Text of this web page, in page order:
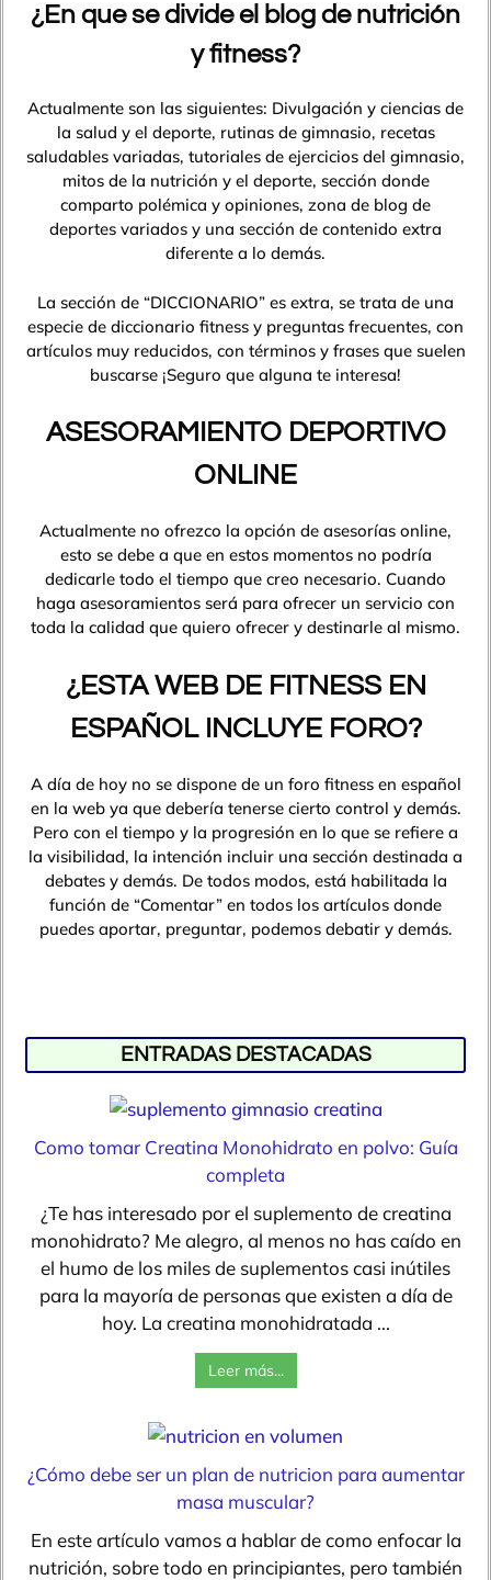
¿En que se divide el blog de nutrición
y fitness?
Actualmente son las siguientes: Divulgación y ciencias de
la salud y el deporte, rutinas de gimnasio, recetas
saludables variadas, tutoriales de ejercicios del gimnasio,
mitos de la nutrición y el deporte, sección donde
comparto polémica y opiniones, zona de blog de
deportes variados y una sección de contenido extra
diferente a lo demás.
La sección de “DICCIONARIO” es extra, se trata de una
especie de diccionario fitness y preguntas frecuentes, con
artículos muy reducidos, con términos y frases que suelen
buscarse ¡Seguro que alguna te interesa!
ASESORAMIENTO DEPORTIVO
ONLINE
Actualmente no ofrezco la opción de asesorías online,
esto se debe a que en estos momentos no podría
dedicarle todo el tiempo que creo necesario. Cuando
haga asesoramientos será para ofrecer un servicio con
toda la calidad que quiero ofrecer y destinarle al mismo.
¿ESTA WEB DE FITNESS EN
ESPAÑOL INCLUYE FORO?
A día de hoy no se dispone de un foro fitness en español
en la web ya que debería tenerse cierto control y demás.
Pero con el tiempo y la progresión en lo que se refiere a
la visibilidad, la intención incluir una sección destinada a
debates y demás. De todos modos, está habilitada la
función de “Comentar” en todos los artículos donde
puedes aportar, preguntar, podemos debatir y demás.
ENTRADAS DESTACADAS
Como tomar Creatina Monohidrato en polvo: Guía
completa
¿Te has interesado por el suplemento de creatina
monohidrato? Me alegro, al menos no has caído en
el humo de los miles de suplementos casi inútiles
para la mayoría de personas que existen a día de
hoy. La creatina monohidratada ...
Leer más...
¿Cómo debe ser un plan de nutricion para aumentar
masa muscular?
En este artículo vamos a hablar de como enfocar la
nutrición, sobre todo en principiantes, pero también